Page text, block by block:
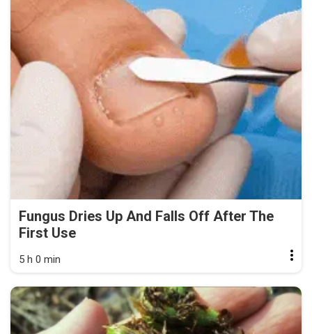
Fungus Dries Up And Falls Off After The
First Use
5 h 0 min